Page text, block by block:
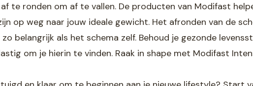
te ronden om af te vallen. De producten van Modifast
op weg naar jouw ideale gewicht. Het afronden van de
belangrijk als het schema zelf. Behoud je gezonde
om je hierin te vinden. Raak in shape met Modifast